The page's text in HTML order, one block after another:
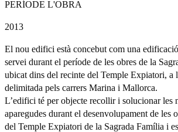
PERÍODE L'OBRA
2013
El nou edifici està concebut com una
servei durant el període de les obres de la
ubicat dins del recinte del Temple Expiatori, a
delimitada pels carrers Marina i Mallorca.
L’edifici té per objecte recollir i solucionar les
aparegudes durant el desenvolupament de les
del Temple Expiatori de la Sagrada Família i